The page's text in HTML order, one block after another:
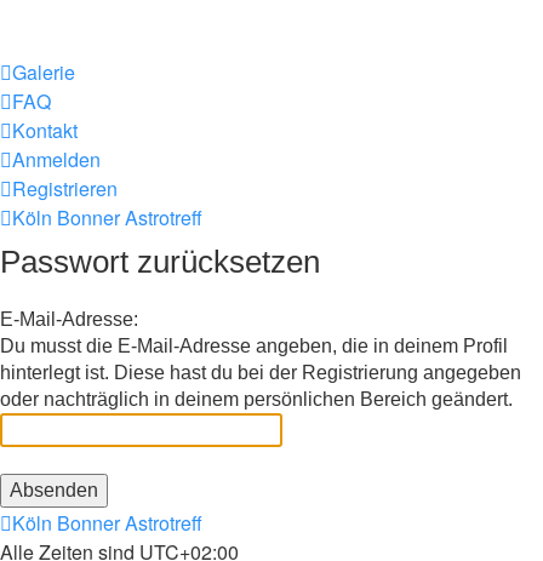
Galerie
FAQ
Kontakt
Anmelden
Registrieren
Köln Bonner Astrotreff
Passwort zurücksetzen
E-Mail-Adresse:
Du musst die E-Mail-Adresse angeben, die in deinem Profil
hinterlegt ist. Diese hast du bei der Registrierung angegeben
oder nachträglich in deinem persönlichen Bereich geändert.
Köln Bonner Astrotreff
Alle Zeiten sind UTC+02:00